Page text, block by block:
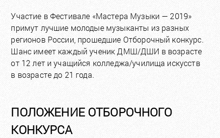
Участие в Фестивале «Мастера Музыки — 2019»
примут лучшие молодые музыканты из разных
регионов России, прошедшие Отборочный конкурс.
Шанс имеет каждый ученик ДМШ/ДШИ в возрасте
от 12 лет и учащийся колледжа/училища искусств
в возрасте до 21 года.
ПОЛОЖЕНИЕ ОТБОРОЧНОГО
КОНКУРСА